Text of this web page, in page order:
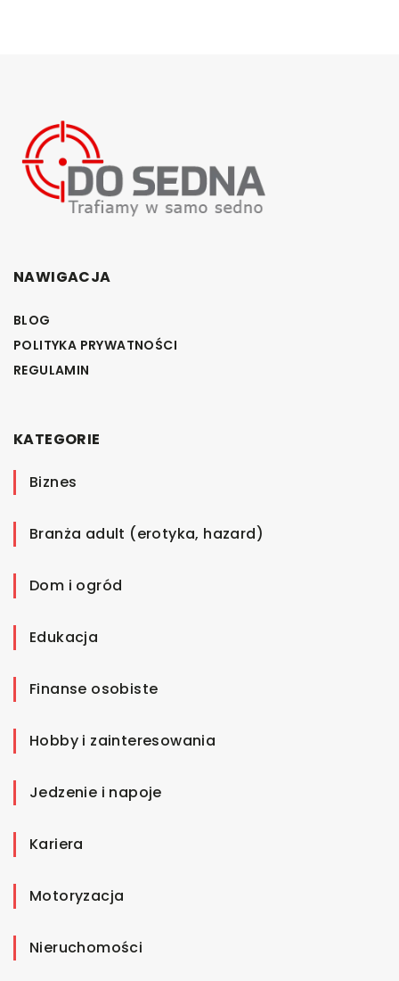
NAWIGACJA
BLOG
POLITYKA PRYWATNOŚCI
REGULAMIN
KATEGORIE
Biznes
Branża adult (erotyka, hazard)
Dom i ogród
Edukacja
Finanse osobiste
Hobby i zainteresowania
Jedzenie i napoje
Kariera
Motoryzacja
Nieruchomości